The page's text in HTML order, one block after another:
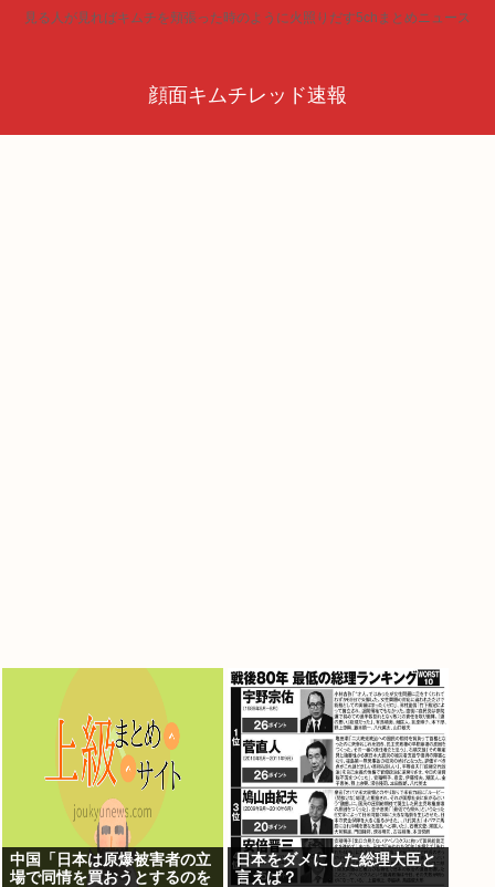
見る人が見ればキムチを頬張った時のように火照りだす5chまとめニュース
顔面キムチレッド速報
中国「日本は原爆被害者の立
場で同情を買おうとするのを
日本をダメにした総理大臣と
言えば？